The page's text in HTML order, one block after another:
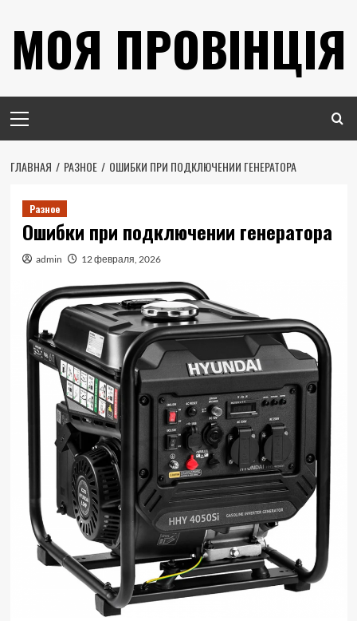
содержимому
МОЯ ПРОВІНЦІЯ
меню
ГЛАВНАЯ РАЗНОЕ ОШИБКИ ПРИ ПОДКЛЮЧЕНИИ ГЕНЕРАТОРА
Разное
Ошибки при подключении генератора
admin 12 февраля, 2026